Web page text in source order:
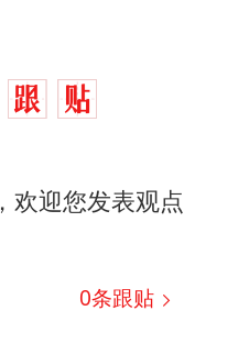
欢迎您发表观点
0条跟贴